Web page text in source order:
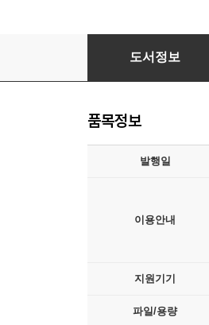
제로 클릭 쇼크
도서정보
품목정보
발행일
이용안내
지원기기
파일/용량